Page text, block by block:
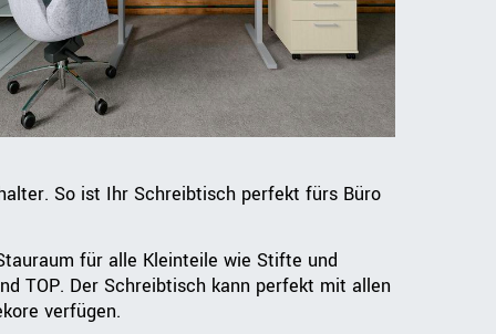
So ist Ihr Schreibtisch perfekt fürs Büro
für alle Kleinteile wie Stifte und
TOP. Der Schreibtisch kann perfekt mit allen
verfügen.